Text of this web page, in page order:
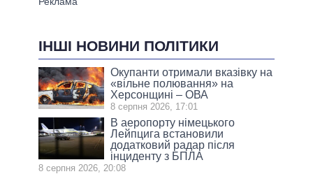
ІНШІ НОВИНИ ПОЛІТИКИ
Окупанти отримали вказівку на
«вільне полювання» на
Херсонщині – ОВА
8 серпня 2026, 17:01
В аеропорту німецького
Лейпцига встановили
додатковий радар після
інциденту з БПЛА
8 серпня 2026, 20:08